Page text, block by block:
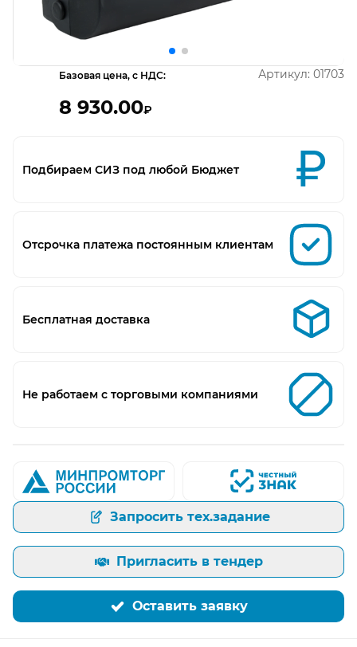
Открыть изображение
Базовая цена, с НДС:
8 930.00₽
Артикул: 01703
Подбираем СИЗ под любой Бюджет
Отсрочка платежа постоянным клиентам
Бесплатная доставка
Не работаем с торговыми компаниями
Запросить тех.задание
Пригласить в тендер
Оставить заявку